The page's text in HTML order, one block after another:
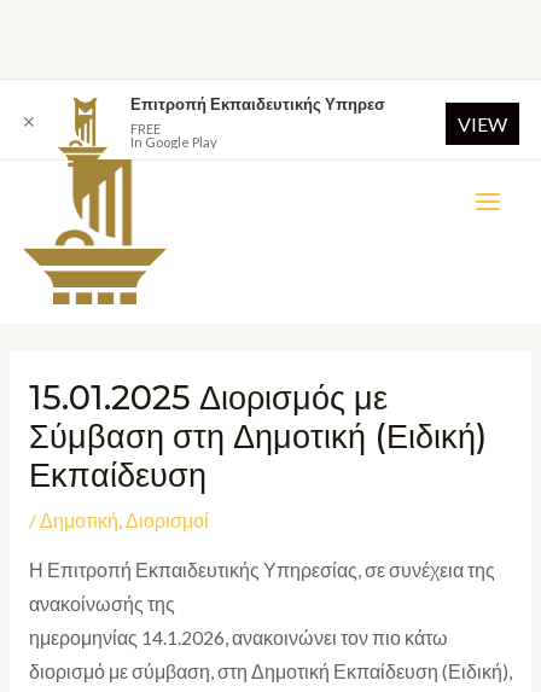
15.01.2025 Διορισμός με
Σύμβαση στη Δημοτική (Ειδική)
Εκπαίδευση
/Δημοτική,Διορισμοί
Η Επιτροπή Εκπαιδευτικής Υπηρεσίας, σε συνέχεια της
ανακοίνωσής της
ημερομηνίας 14.1.2026, ανακοινώνει τον πιο κάτω
διορισμό με σύμβαση, στη Δημοτική Εκπαίδευση (Ειδική),
✕
Επιτροπή Εκπαιδευτικής Υπηρεσ
FREE
In Google Play
VIEW